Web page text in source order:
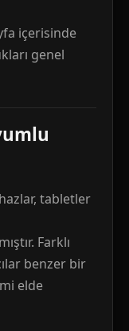
içerisinde
genel
tabletler
Farklı
benzer bir
elde